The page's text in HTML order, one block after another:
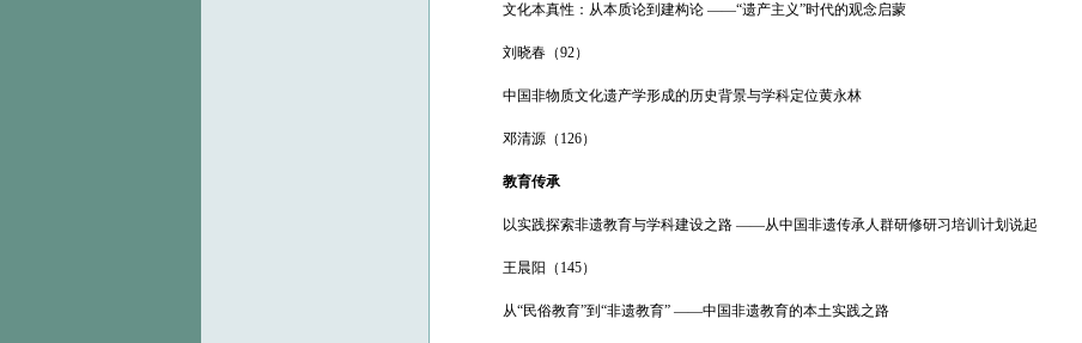
文化本真性：从本质论到建构论 ——“遗产主义”时代的观念启蒙
刘晓春（92）
中国非物质文化遗产学形成的历史背景与学科定位黄永林
邓清源（126）
教育传承
以实践探索非遗教育与学科建设之路 ——从中国非遗传承人群研修研习培训计划说起
王晨阳（145）
从“民俗教育”到“非遗教育” ——中国非遗教育的本土实践之路